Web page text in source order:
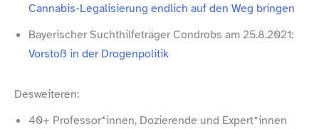
Cannabis-​Legalisierung endlich auf den Weg bringen
Bayerischer Suchthilfeträger Condrobs am 25.8.2021:
Vorstoß in der Drogenpolitik
Desweiteren:
40+ Professor*innen, Dozierende und Expert*innen